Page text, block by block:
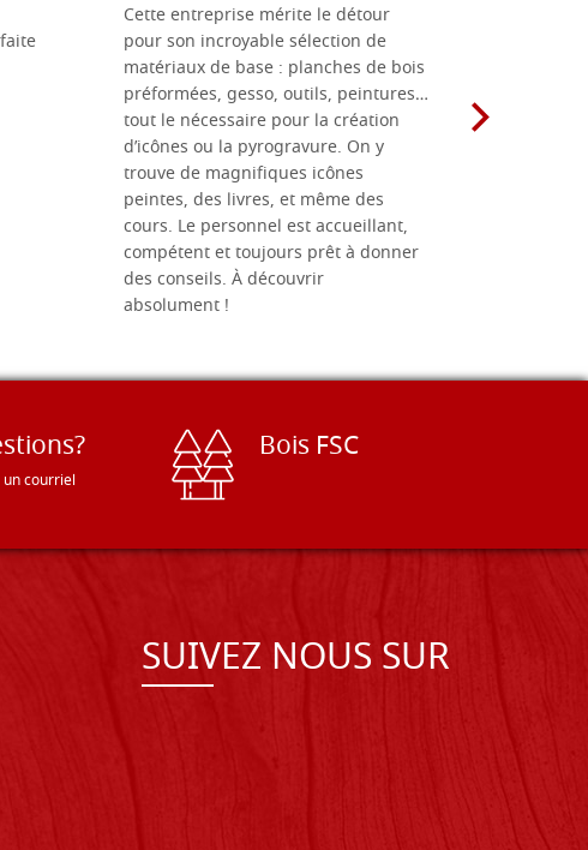
Cette entreprise mérite le détour
pour son incroyable sélection de
matériaux de base : planches de bois
préformées, gesso, outils, peintures…
tout le nécessaire pour la création
d’icônes ou la pyrogravure. On y
trouve de magnifiques icônes
peintes, des livres, et même des
cours. Le personnel est accueillant,
compétent et toujours prêt à donner
des conseils. À découvrir
absolument !
un courriel
Bois FSC
SUIVEZ NOUS SUR